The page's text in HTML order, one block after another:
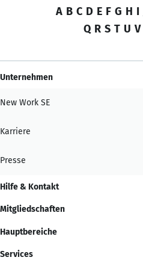
A B C D E F G H I
Q R S T U V
Unternehmen
New Work SE
Karriere
Presse
Hilfe & Kontakt
Mitgliedschaften
Hauptbereiche
Services